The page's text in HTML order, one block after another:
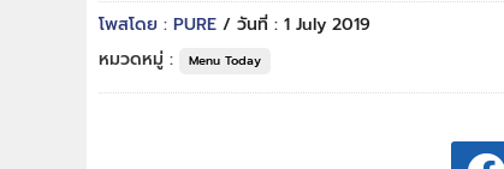
โพสโดย : PURE / วันที่ : 1 July 2019
หมวดหมู่ :
Menu Today